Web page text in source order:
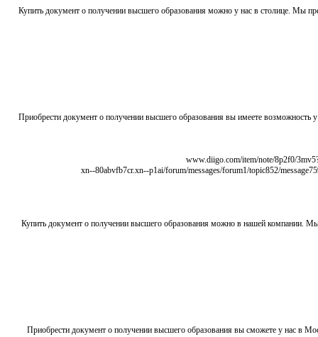
Купить документ о получении высшего образования можно у нас в столице. Мы
Приобрести документ о получении высшего образования вы имеете
Купить документ о получении высшего образования можно в нашей компании.
Приобрести документ о получении высшего образования вы сможете у нас